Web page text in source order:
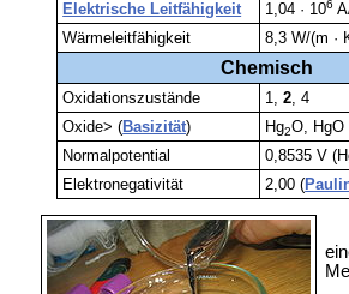
Elektrische Leitfähigkeit 1,04 · 106
Wärmeleitfähigkeit
8,3 W/(m ·
Chemisch
Oxidationszustände 1,2, 4
Oxide> (Basizität) Hg2O, HgO
Normalpotential
0,8535 V
Elektronegativität
2,00 (